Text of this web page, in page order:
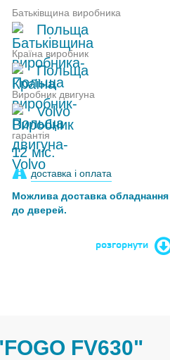
Батьківщина виробника
Польща
Країна виробник
Польща
Виробник двигуна
Volvo
гарантія
12 міс.
доставка і оплата
Можлива доставка обладнання
до дверей.
розгорнути
FV630"